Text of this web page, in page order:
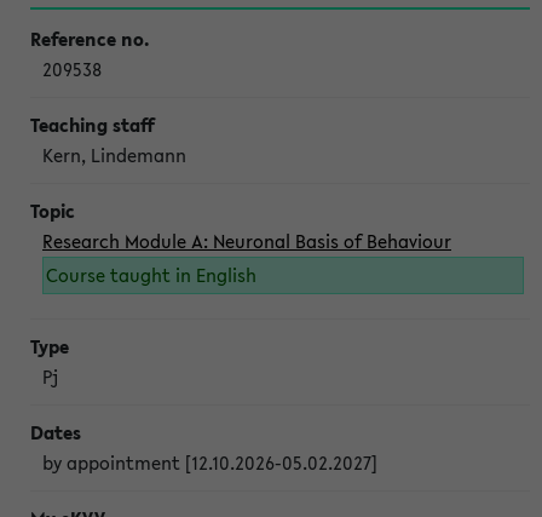
209538
Kern, Lindemann
Research Module A: Neuronal Basis of Behaviour
Course taught in English
Pj
by appointment [12.10.2026-05.02.2027]